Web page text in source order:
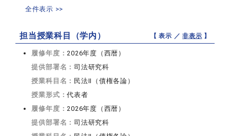
全件表示 >>
担当授業科目（学内） 【 表示 ／非表示 】
履修年度：2026年度（西暦）
提供部署名：司法研究科
授業科目名： 民法II（債権各論）
授業形式：代表者
履修年度：2026年度（西暦）
提供部署名：司法研究科